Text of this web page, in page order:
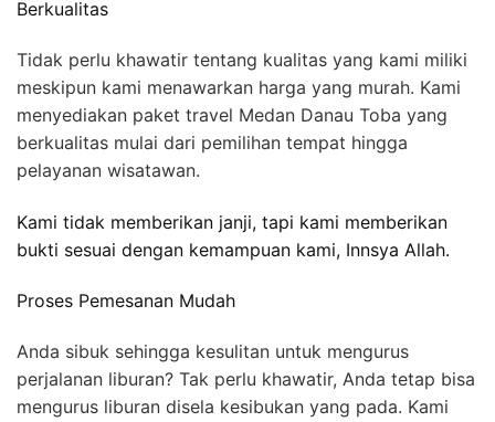
Berkualitas
Tidak perlu khawatir tentang kualitas yang kami miliki
meskipun kami menawarkan harga yang murah. Kami
menyediakan paket travel Medan Danau Toba yang
berkualitas mulai dari pemilihan tempat hingga
pelayanan wisatawan.
Kami tidak memberikan janji, tapi kami memberikan
bukti sesuai dengan kemampuan kami, Innsya Allah.
Proses Pemesanan Mudah
Anda sibuk sehingga kesulitan untuk mengurus
perjalanan liburan? Tak perlu khawatir, Anda tetap bisa
mengurus liburan disela kesibukan yang pada. Kami